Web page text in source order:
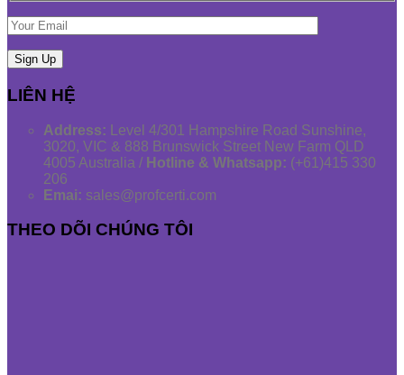
LIÊN HỆ
Address: Level 4/301 Hampshire Road Sunshine,
3020, VIC & 888 Brunswick Street New Farm QLD
4005 Australia / Hotline & Whatsapp: (+61)415 330
206
Emai: sales@profcerti.com
THEO DÕI CHÚNG TÔI